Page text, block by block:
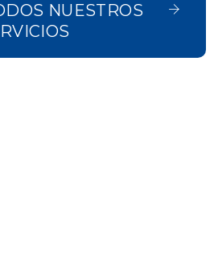
NUESTROS